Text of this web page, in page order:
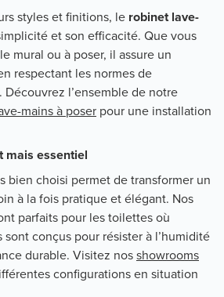
styles et finitions, le robinet lave-
et son efficacité. Que vous
mural ou à poser, il assure un
respectant les normes de
l’ensemble de notre
mains à poser pour une installation
mais essentiel
bien choisi permet de transformer un
à la fois pratique et élégant. Nos
parfaits pour les toilettes où
sont conçus pour résister à l’humidité
durable. Visitez nosshowrooms
configurations en situation